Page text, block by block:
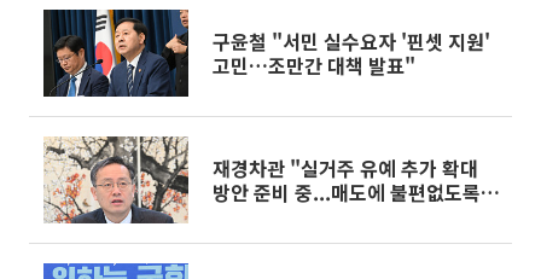
구윤철 "서민 실수요자 '핀셋 지원'
고민…조만간 대책 발표"
재경차관 "실거주 유예 추가 확대
방안 준비 중...매도에 불편없도록